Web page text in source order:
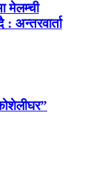
मेलम्ची
: अन्तरवार्ता